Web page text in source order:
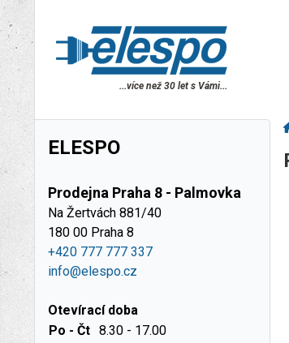
...více než 30 let s Vámi...
ELESPO
Prodejna Praha 8 - Palmovka
Na Žertvách 881/40
180 00 Praha 8
+420 777 777 337
info@elespo.cz
Otevírací doba
Po - Čt 8.30 - 17.00